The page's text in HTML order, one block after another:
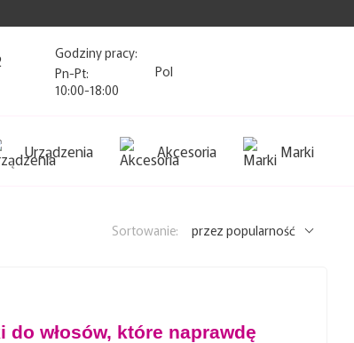
Godziny pracy:
Pn-Pt:
10:00-18:00
Pol
Urządzenia Akcesoria Marki
Sortowanie: przez popularność
włosów, które naprawdę